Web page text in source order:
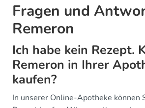
Fragen und
Remeron
Ich habe kein Rezept.
Remeron in Ihrer
kaufen?
In unserer Online-Apotheke können